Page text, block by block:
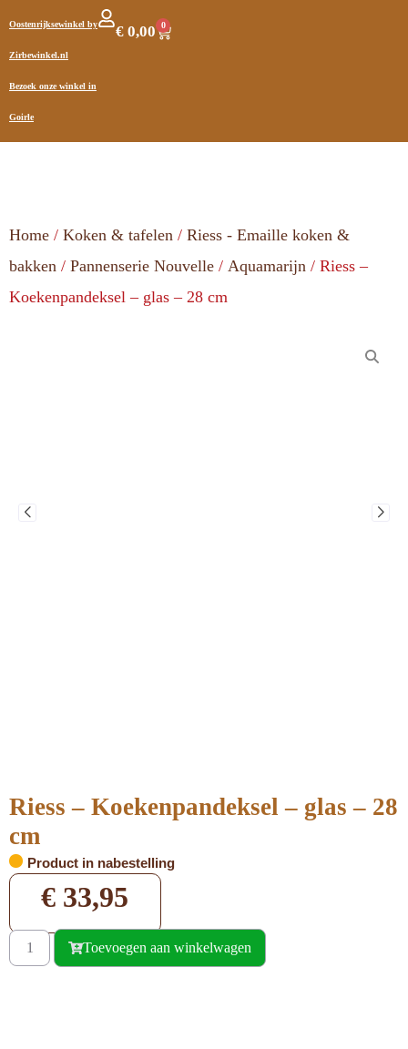
Oostenrijksewinkel by
Zirbewinkel.nl
Bezoek onze winkel in
Goirle
€ 0,00 0
Home / Koken & tafelen / Riess - Emaille koken &
bakken / Pannenserie Nouvelle / Aquamarijn / Riess –
Koekenpandeksel – glas – 28 cm
Riess – Koekenpandeksel – glas – 28
cm
Product in nabestelling
€ 33,95
Toevoegen aan winkelwagen